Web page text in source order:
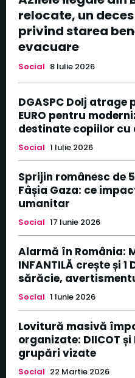
relocate, un
privind starea
evacuare
Social 8 Iulie 2026
DGASPC Dolj atrage
EURO pentru
destinate copiilor
Social 1 Iulie 2026
Sprijin românesc de
Fâșia Gaza: ce
umanitar
Social 17 Iunie 2026
Alarmă în România:
INFANTILĂ crește și
sărăcie,
Social 1 Iunie 2026
Lovitură masivă
organizate: DIICOT
grupări vizate
Social 22 Martie 2026